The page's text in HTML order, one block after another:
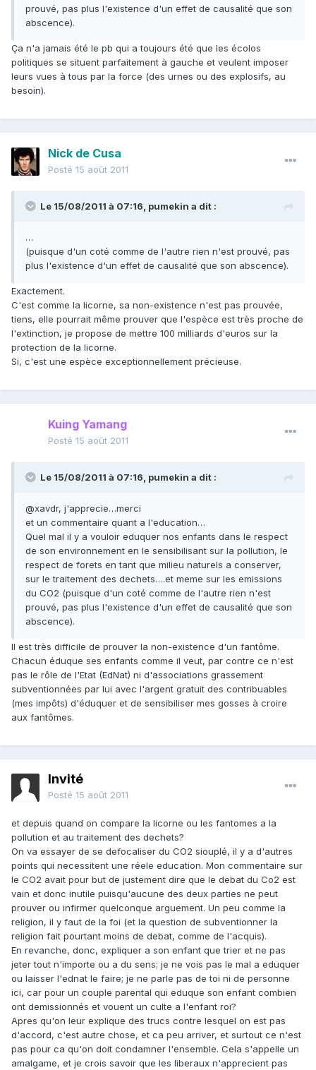
prouvé, pas plus l'existence d'un effet de causalité que son
abscence).
Ça n'a jamais été le pb qui a toujours été que les écolos
politiques se situent parfaitement à gauche et veulent imposer
leurs vues à tous par la force (des urnes ou des explosifs, au
besoin).
Nick de Cusa
Posté 15 août 2011
Le 15/08/2011 à 07:16, pumekin a dit :
…
(puisque d'un coté comme de l'autre rien n'est prouvé, pas
plus l'existence d'un effet de causalité que son abscence).
Exactement.
C'est comme la licorne, sa non-existence n'est pas prouvée,
tiens, elle pourrait même prouver que l'espèce est très proche de
l'extinction, je propose de mettre 100 milliards d'euros sur la
protection de la licorne.
Si, c'est une espèce exceptionnellement précieuse.
Kuing Yamang
Posté 15 août 2011
Le 15/08/2011 à 07:16, pumekin a dit :
@xavdr, j'apprecie…merci
et un commentaire quant a l'education…
Quel mal il y a vouloir eduquer nos enfants dans le respect
de son environnement en le sensibilisant sur la pollution, le
respect de forets en tant que milieu naturels a conserver,
sur le traitement des dechets….et meme sur les emissions
du CO2 (puisque d'un coté comme de l'autre rien n'est
prouvé, pas plus l'existence d'un effet de causalité que son
abscence).
Il est très difficile de prouver la non-existence d'un fantôme.
Chacun éduque ses enfants comme il veut, par contre ce n'est
pas le rôle de l'Etat (EdNat) ni d'associations grassement
subventionnées par lui avec l'argent gratuit des contribuables
(mes impôts) d'éduquer et de sensibiliser mes gosses à croire
aux fantômes.
Invité
Posté 15 août 2011
et depuis quand on compare la licorne ou les fantomes a la
pollution et au traitement des dechets?
On va essayer de se defocaliser du CO2 siouplé, il y a d'autres
points qui necessitent une réele education. Mon commentaire sur
le CO2 avait pour but de justement dire que le debat du Co2 est
vain et donc inutile puisqu'aucune des deux parties ne peut
prouver ou infirmer quelconque arguement. Un peu comme la
religion, il y faut de la foi (et la question de subventionner la
religion fait pourtant moins de debat, comme de l'acquis).
En revanche, donc, expliquer a son enfant que trier et ne pas
jeter tout n'importe ou a du sens; je ne vois pas le mal a eduquer
ou laisser l'ednat le faire; je ne parle pas de toi ni de personne
ici, car pour un couple parental qui eduque son enfant combien
ont demissionnés et vouent un culte a l'enfant roi?
Apres qu'on leur explique des trucs contre lesquel on est pas
d'accord, c'est autre chose, et ca peu arriver, et surtout ce n'est
pas pour ca qu'on doit condamner l'ensemble. Cela s'appelle un
amalgame, et je crois savoir que les liberaux n'apprecient pas